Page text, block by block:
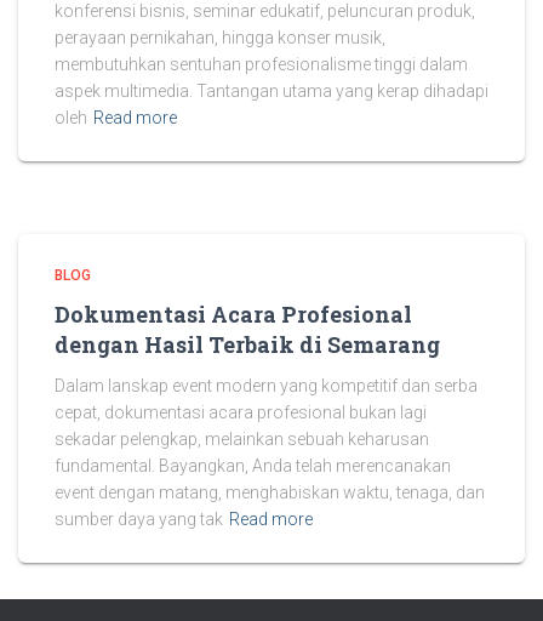
konferensi bisnis, seminar edukatif, peluncuran produk,
perayaan pernikahan, hingga konser musik,
membutuhkan sentuhan profesionalisme tinggi dalam
aspek multimedia. Tantangan utama yang kerap dihadapi
oleh Read more
BLOG
Dokumentasi Acara Profesional
dengan Hasil Terbaik di Semarang
Dalam lanskap event modern yang kompetitif dan serba
cepat, dokumentasi acara profesional bukan lagi
sekadar pelengkap, melainkan sebuah keharusan
fundamental. Bayangkan, Anda telah merencanakan
event dengan matang, menghabiskan waktu, tenaga, dan
sumber daya yang tak Read more